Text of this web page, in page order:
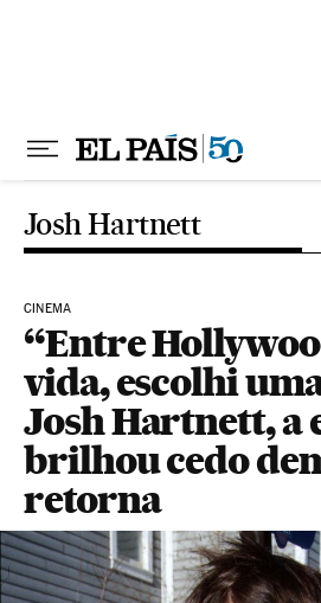
Josh Hartnett
CINEMA
“Entre
vida, escolhi
Josh Hartnett, a
brilhou cedo
retorna